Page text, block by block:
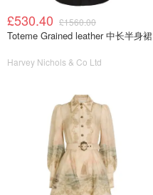
£530.40 £1560.00
Toteme Grained leather 中长半身裙
Harvey Nichols & Co Ltd